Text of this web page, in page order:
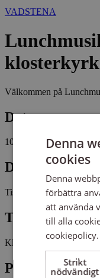
VADSTENA
Välkommen på
Datum
10 februari 2026
Dag
Tisdag
Tid
Kl 13:00 - 13:30
Plats
Denna
cookies
Denna
förbättra
att använda
till alla
cookiepolicy.
Strikt
nödvändigt